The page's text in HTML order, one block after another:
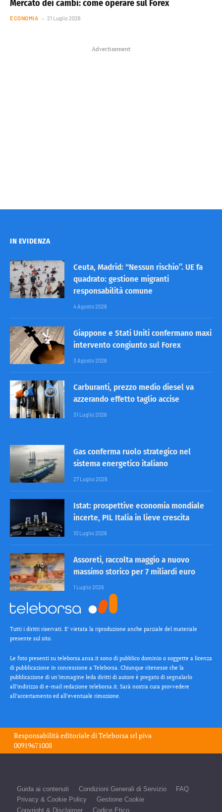
Mercato dei cambi: come operare sul Forex
ECONOMIA 21 Luglio 2026
Advertisement
IN EVIDENZA
Ceuta, Madrid: “Nessun rischio”. UE fa
quadrato: gestione migranti
responsabilità comune
4 Agosto 2026
Giappone e Stati Uniti confermano maxi
intervento congiunto sul Forex
3 Agosto 2026
Carburanti, prezzo medio diesel va
azzerando effetto taglio accise
31 Luglio 2026
Gas conferma ruolo strategico nel
sistema energetico italiano
27 Luglio 2026
Istat: prospettive economia mondiale
incerte, PIL Italia in lieve crescita
10 Luglio 2026
Assoreti, raccolta maggio a nuovo
massimo storico per 7 miliardi euro
1 Luglio 2026
Tutti i diritti riservati. E’ vietata la riproduzione anche parziale del materiale
presente sul sito.
Le foto presenti su teleborsa.ansa.it sono di pubblico dominio o soggette a licenza
di pubblicazione in concessione a Teleborsa. Chiunque ritenesse che la
pubblicazione di un’immagine leda diritti di autore è pregato di segnalarlo
all’indirizzo di e-mail redazione teleborsa.it. Sarà nostra cura provvedere
all’accertamento ed all’eventuale rimozione.
Responsabilità editoriale diTeleborsa srlpiva
00919671008
Guida ai contenuti Condizioni Generali di Servizio
FAQ
Privacy & Cookie Policy
Gestione Cookie
Copyright & Disclaimer
Codice Etico